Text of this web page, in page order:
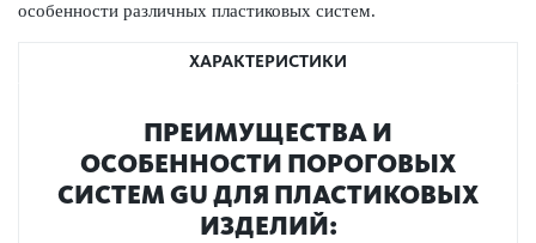
особенности различных пла­сти­к­овых систем.
ХАРАКТЕРИСТИКИ
ПРЕИМУЩЕСТВА И
ОСОБЕННОСТИ ПОР­ОГОВЫХ
СИСТЕМ GU ДЛЯ ПЛА­СТИ­К­ОВЫХ
ИЗДЕЛИЙ: